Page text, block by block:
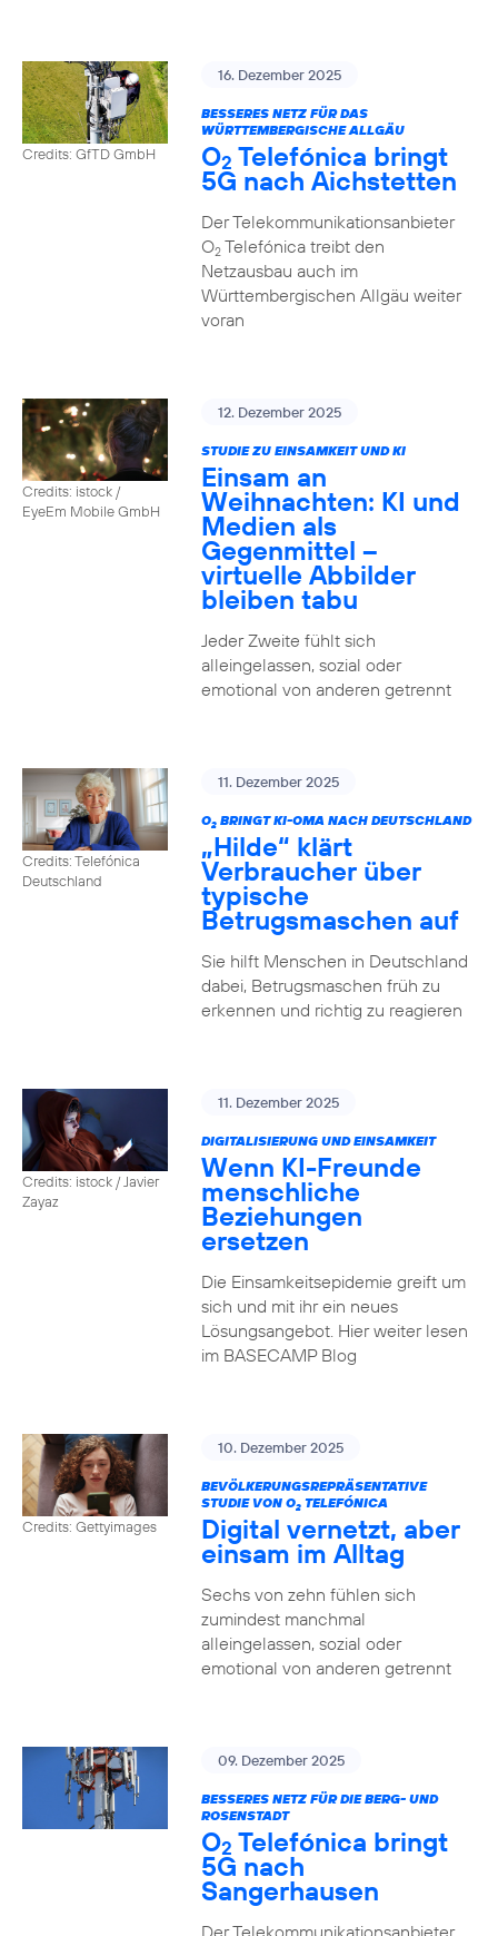
Credits: GfTD GmbH
16. Dezember 2025
BESSERES NETZ FÜR DAS
WÜRTTEMBERGISCHE ALLGÄU
O2 Telefónica bringt
5G nach Aichstetten
Der Telekommunikationsanbieter
O2Telefónica treibt den
Netzausbau auch im
Württembergischen Allgäu weiter
voran
Credits: istock /
EyeEm Mobile GmbH
12. Dezember 2025
STUDIE ZU EINSAMKEIT UND KI
Einsam an
Weihnachten: KI und
Medien als
Gegenmittel –
virtuelle Abbilder
bleiben tabu
Jeder Zweite fühlt sich
alleingelassen, sozial oder
emotional von anderen getrennt
Credits: Telefónica
Deutschland
11. Dezember 2025
O2BRINGT KI-OMA NACH DEUTSCHLAND
„Hilde“ klärt
Verbraucher über
typische
Betrugsmaschen auf
Sie hilft Menschen in Deutschland
dabei, Betrugsmaschen früh zu
erkennen und richtig zu reagieren
Credits: istock / Javier
Zayaz
11. Dezember 2025
DIGITALISIERUNG UND EINSAMKEIT
Wenn KI-Freunde
menschliche
Beziehungen
ersetzen
Die Einsamkeitsepidemie greift um
sich und mit ihr ein neues
Lösungsangebot. Hier weiter lesen
im BASECAMP Blog
Credits: Gettyimages
10. Dezember 2025
BEVÖLKERUNGSREPRÄSENTATIVE
STUDIE VON O2TELEFÓNICA
Digital vernetzt, aber
einsam im Alltag
Sechs von zehn fühlen sich
zumindest manchmal
alleingelassen, sozial oder
emotional von anderen getrennt
09. Dezember 2025
BESSERES NETZ FÜR DIE BERG- UND
ROSENSTADT
O2 Telefónica bringt
5G nach
Sangerhausen
Der Telekommunikationsanbieter